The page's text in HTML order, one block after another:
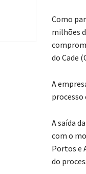
Como
milhões
do Cade
A
processo
A saída
com o
Portos e
do